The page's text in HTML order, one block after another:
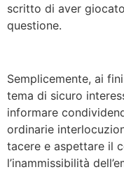
scritto di aver
questione.
Semplicemente, ai
tema di sicuro
informare
ordinarie
tacere e aspettare il
l’inammissibilità